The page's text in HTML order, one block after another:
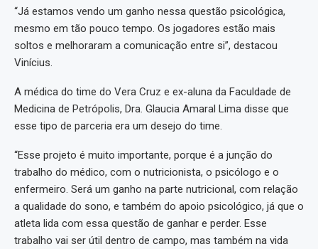
“Já estamos vendo um ganho nessa questão psicológica,
mesmo em tão pouco tempo. Os jogadores estão mais
soltos e melhoraram a comunicação entre si”, destacou
Vinícius.
A médica do time do Vera Cruz e ex-aluna da Faculdade de
Medicina de Petrópolis, Dra. Glaucia Amaral Lima disse que
esse tipo de parceria era um desejo do time.
“Esse projeto é muito importante, porque é a junção do
trabalho do médico, com o nutricionista, o psicólogo e o
enfermeiro. Será um ganho na parte nutricional, com relação
a qualidade do sono, e também do apoio psicológico, já que o
atleta lida com essa questão de ganhar e perder. Esse
trabalho vai ser útil dentro de campo, mas também na vida